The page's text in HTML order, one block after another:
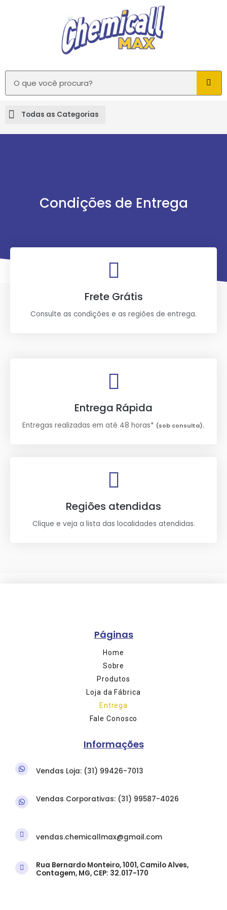
Condições de Entrega
Frete Grátis
Consulte as condições e as regiões de entrega.
Entrega Rápida
Entregas realizadas em até 48 horas* (sob consulta).
Regiões atendidas
Clique e veja a lista das localidades atendidas.
Páginas
Home
Sobre
Produtos
Loja da Fábrica
Entrega
Fale Conosco
Informações
Vendas Loja: (31) 99426-7013
Vendas Corporativas: (31) 99587-4026
vendas.chemicallmax@gmail.com
Rua Bernardo Monteiro, 1001, Camilo Alves,
Contagem, MG, CEP: 32.017-170